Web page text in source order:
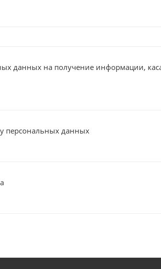
данных на получение информации,
персональных данных